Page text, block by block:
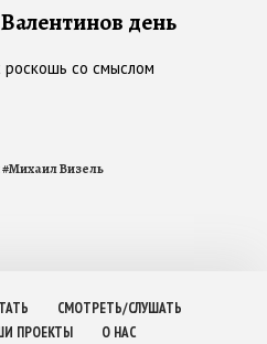
день
со смыслом
#Михаил Визель
СМОТРЕТЬ/СЛУШАТЬ
ПРОЕКТЫ О НАС